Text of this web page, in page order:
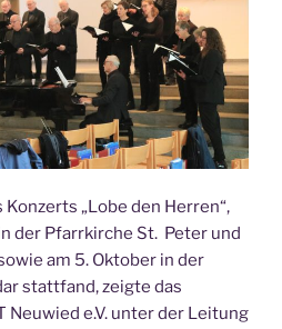
„Lobe den Herren“,
der Pfarrkirche St. Peter und
am 5. Oktober in der
stattfand, zeigte das
Neuwied e.V. unter der Leitung